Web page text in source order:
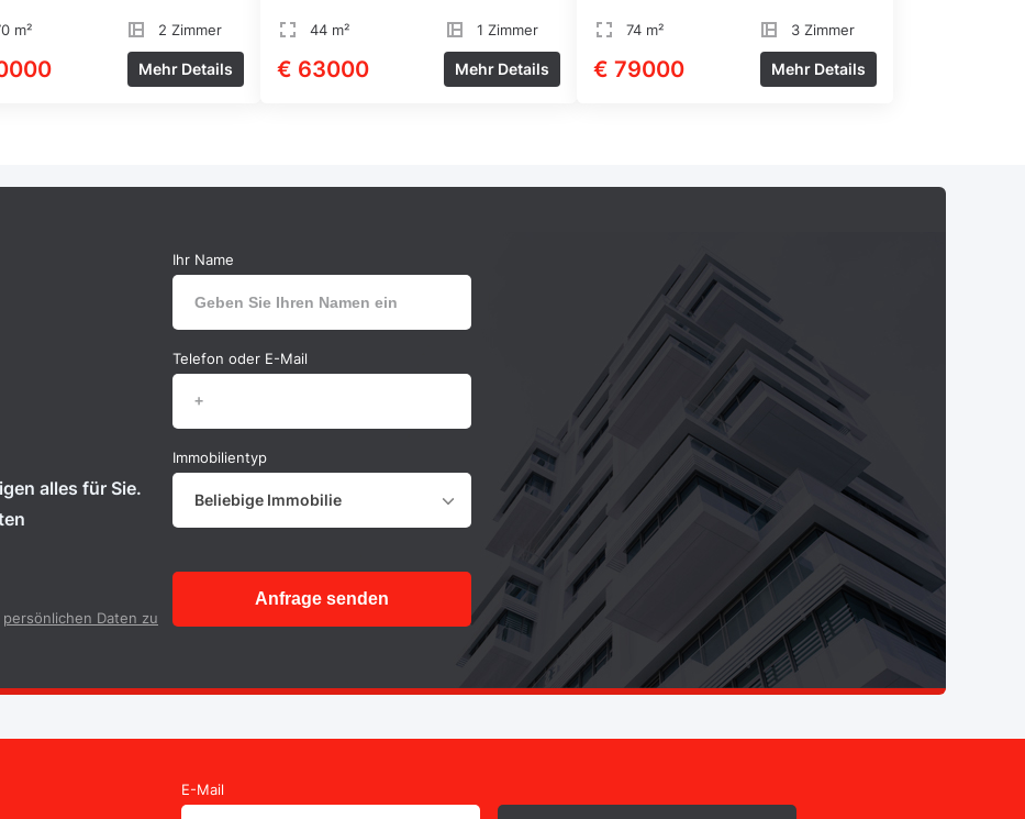
m² 2 Zimmer
Mehr Details
44 m² 1 Zimmer
€ 63000 Mehr Details
74 m² 3 Zimmer
€ 79000 Mehr Details
alles für Sie.
Ihr Name
Telefon oder E-Mail
Immobilientyp
Beliebige Immobilie
Anfrage senden
persönlichen Daten zu
E-Mail